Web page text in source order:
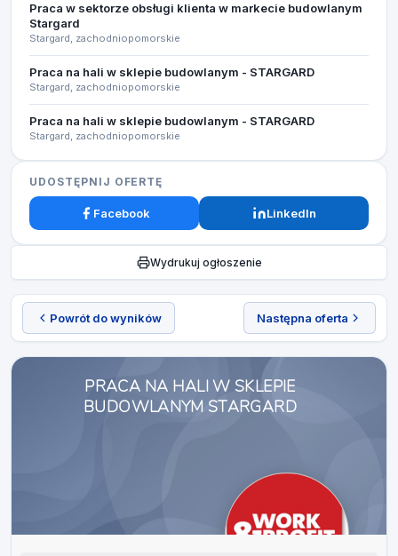
Powrót do wyników Następna oferta
PRACA NA HALI W SKLEPIE
BUDOWLANYM STARGARD
Praca w sektorze obsługi klienta w markecie budowlanym
Stargard
Stargard, zachodniopomorskie
Praca na hali w sklepie budowlanym - STARGARD​
Stargard, zachodniopomorskie
Praca na hali w sklepie budowlanym - STARGARD​
Stargard, zachodniopomorskie
UDOSTĘPNIJ OFERTĘ
Facebook LinkedIn
Wydrukuj ogłoszenie